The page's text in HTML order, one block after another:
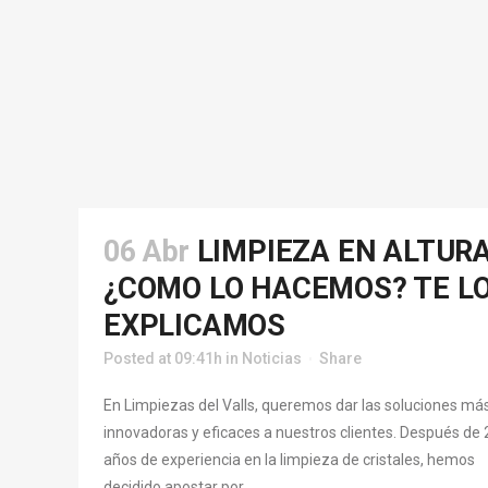
06 Abr LIMPIEZA EN
¿COMO LO HACEMOS? TE
EXPLICAMOS
Posted at 09:41h in Noticias Share
En Limpiezas del Valls, queremos dar las soluciones
innovadoras y eficaces a nuestros clientes. Después de
años de experiencia en la limpieza de cristales, hemos